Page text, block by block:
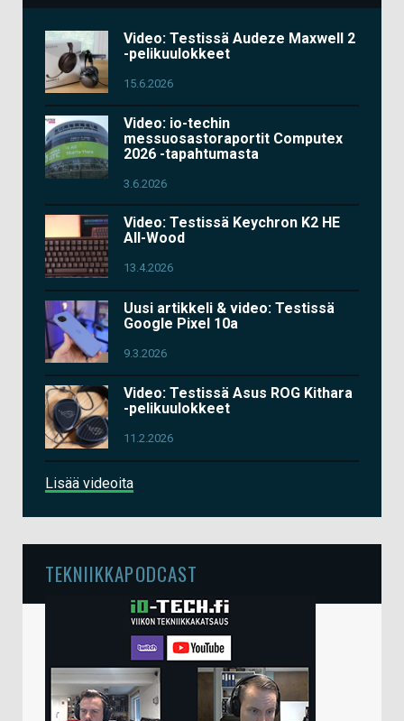
Video: Testissä Audeze Maxwell 2
-pelikuulokkeet
15.6.2026
Video: io-techin
messuosastoraportit Computex
2026 -tapahtumasta
3.6.2026
Video: Testissä Keychron K2 HE
All-Wood
13.4.2026
Uusi artikkeli & video: Testissä
Google Pixel 10a
9.3.2026
Video: Testissä Asus ROG Kithara
-pelikuulokkeet
11.2.2026
Lisää videoita
TEKNIIKKAPODCAST